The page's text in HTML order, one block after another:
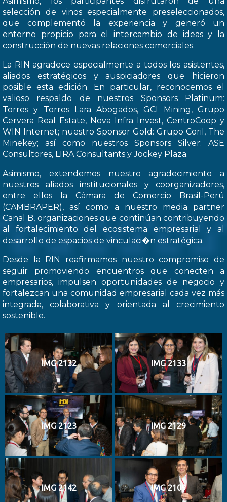
selección de vinos especialmente preseleccionados,
que complementó la experiencia y generó un
entorno propicio para el intercambio de ideas y la
construcción de nuevas relaciones comerciales.
La RIN agradece especialmente a todos los asistentes,
aliados estratégicos y auspiciadores que hicieron
posible esta edición. En particular, reconocemos el
valioso respaldo de nuestros Sponsors Platinum:
Torres y Torres Lara Abogados, GCI Mining, Grupo
Cervera Real Estate, Nova Infra Invest, CentroCoop y
WIN Internet; nuestro Sponsor Gold: Grupo Coril, The
Minekey; así como nuestros Sponsors Silver: ASE
Consultores, LIRA Consultants y Jockey Plaza.
Asimismo, extendemos nuestro agradecimiento a
nuestros aliados institucionales y coorganizadores,
entre ellos la Cámara de Comercio Brasil-Perú
(CAMBRAPER), así como a nuestro media partner
Canal B, organizaciones que continúan contribuyendo
al fortalecimiento del ecosistema empresarial y al
desarrollo de espacios de vinculaci�n estratégica.
Desde la RIN reafirmamos nuestro compromiso de
seguir promoviendo encuentros que conecten a
empresarios, impulsen oportunidades de negocio y
fortalezcan una comunidad empresarial cada vez más
integrada, colaborativa y orientada al crecimiento
sostenible.
IMG 2132 IMG 2133
IMG 2123 IMG 2129
IMG 2142 IMG 2109